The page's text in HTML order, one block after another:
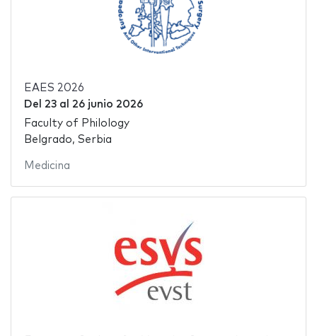
EAES 2026
Del 23al 26 junio 2026
Faculty of Philology
Belgrado, Serbia
Medicina